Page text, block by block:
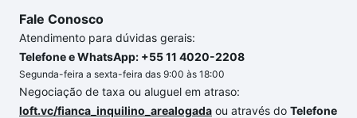
Fale Conosco
Atendimento para dúvidas gerais:
Telefone e WhatsApp: +55 11 4020-2208
Segunda-feira a sexta-feira das 9:00 às 18:00
Negociação de taxa ou aluguel em atraso:
loft.vc/fianca_inquilino_arealogada ou através do Telefone